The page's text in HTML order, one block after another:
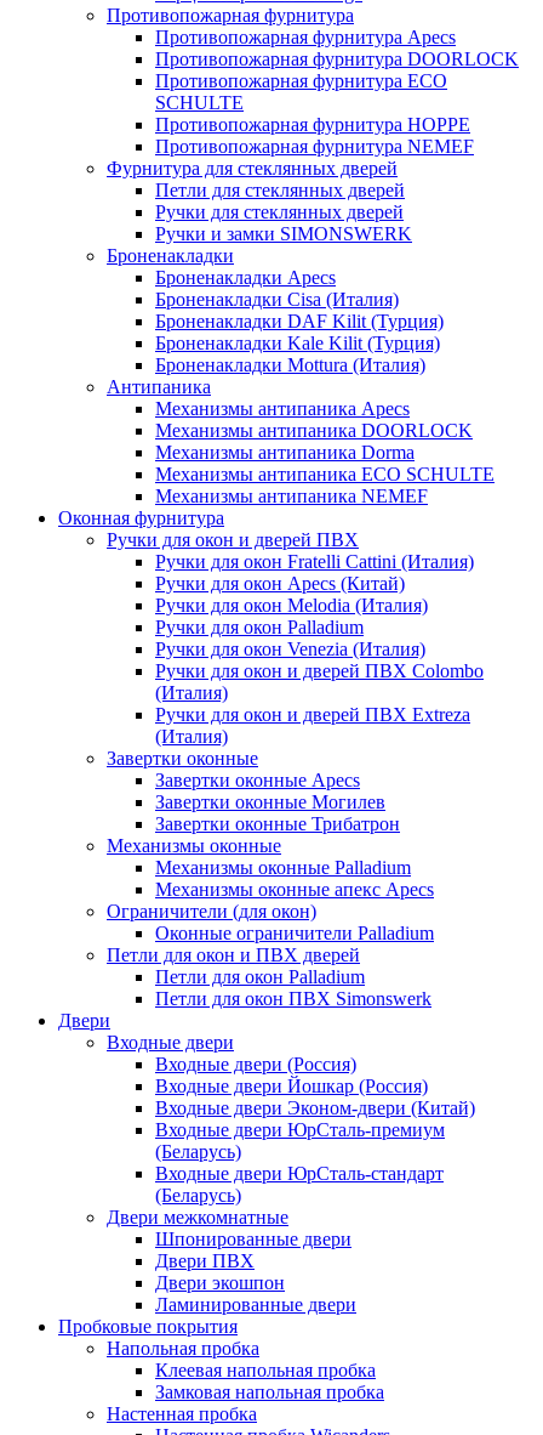
Противопожарная фурнитура
Противопожарная фурнитура Apecs
Противопожарная фурнитура DOORLOCK
Противопожарная фурнитура ECO
SCHULTE
Противопожарная фурнитура HOPPE
Противопожарная фурнитура NEMEF
Фурнитура для стеклянных дверей
Петли для стеклянных дверей
Ручки для стеклянных дверей
Ручки и замки SIMONSWERK
Броненакладки
Броненакладки Apecs
Броненакладки Cisa (Италия)
Броненакладки DAF Kilit (Турция)
Броненакладки Kale Kilit (Турция)
Броненакладки Mottura (Италия)
Антипаника
Механизмы антипаника Apecs
Механизмы антипаника DOORLOCK
Механизмы антипаника Dorma
Механизмы антипаника ECO SCHULTE
Механизмы антипаника NEMEF
Оконная фурнитура
Ручки для окон и дверей ПВХ
Ручки для окон Fratelli Cattini (Италия)
Ручки для окон Apecs (Китай)
Ручки для окон Melodia (Италия)
Ручки для окон Palladium
Ручки для окон Venezia (Италия)
Ручки для окон и дверей ПВХ Colombo
(Италия)
Ручки для окон и дверей ПВХ Extreza
(Италия)
Завертки оконные
Завертки оконные Apecs
Завертки оконные Могилев
Завертки оконные Трибатрон
Механизмы оконные
Механизмы оконные Palladium
Механизмы оконные апекс Apecs
Ограничители (для окон)
Оконные ограничители Palladium
Петли для окон и ПВХ дверей
Петли для окон Palladium
Петли для окон ПВХ Simonswerk
Двери
Входные двери
Входные двери (Россия)
Входные двери Йошкар (Россия)
Входные двери Эконом-двери (Китай)
Входные двери ЮрСталь-премиум
(Беларусь)
Входные двери ЮрСталь-стандарт
(Беларусь)
Двери межкомнатные
Шпонированные двери
Двери ПВХ
Двери экошпон
Ламинированные двери
Пробковые покрытия
Напольная пробка
Клеевая напольная пробка
Замковая напольная пробка
Настенная пробка